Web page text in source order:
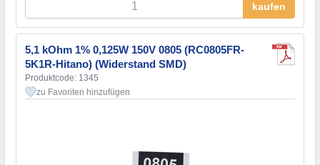
kaufen
5,1 kOhm 1% 0,125W 150V 0805 (RC0805FR-
5K1R-Hitano) (Widerstand SMD)
Produktcode: 1345
zu Favoriten hinzufügen